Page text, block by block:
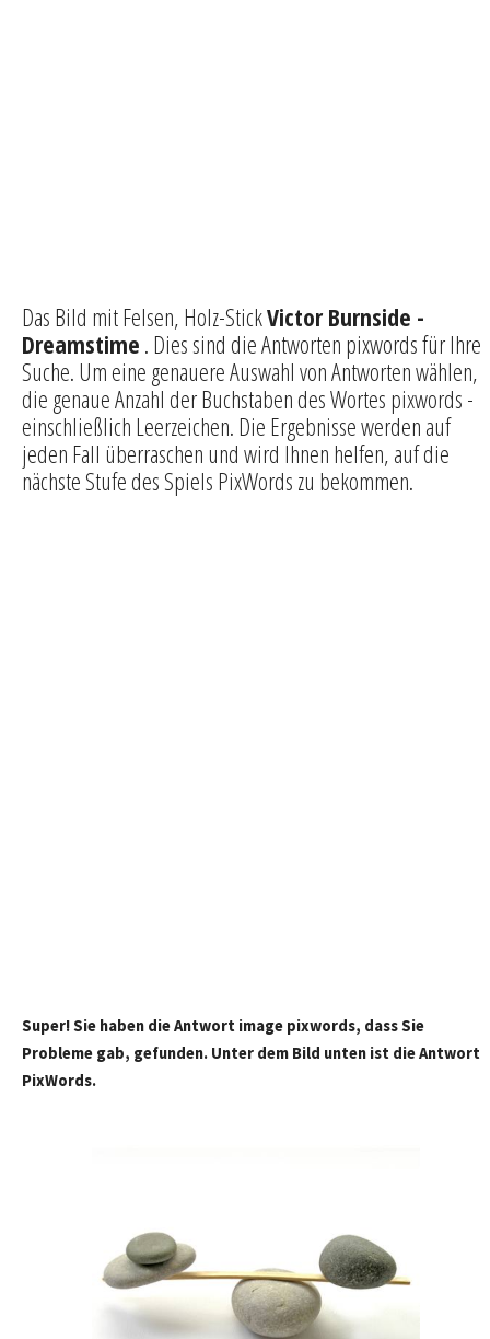
Das Bild mit Felsen, Holz-StickVictor Burnside -
Dreamstime . Dies sind die Antworten pixwords für Ihre
Suche. Um eine genauere Auswahl von Antworten wählen,
die genaue Anzahl der Buchstaben des Wortes pixwords -
einschließlich Leerzeichen. Die Ergebnisse werden auf
jeden Fall überraschen und wird Ihnen helfen, auf die
nächste Stufe des Spiels PixWords zu bekommen.
Super! Sie haben die Antwort image pixwords, dass Sie
Probleme gab, gefunden. Unter dem Bild unten ist die Antwort
PixWords.